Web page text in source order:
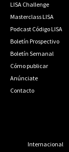
LISA Challenge
Masterclass LISA
Podcast Código LISA
Boletín Prospectivo
Boletín Semanal
Cómo publicar
Anúnciate
Contacto
Internacional